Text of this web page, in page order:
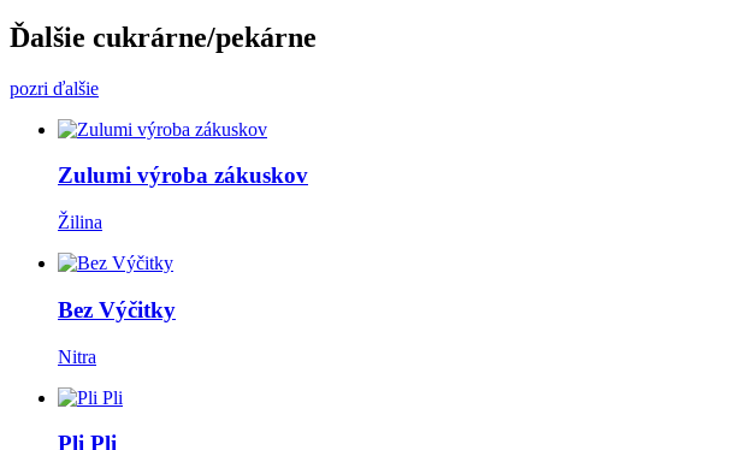
Ďalšie cukrárne/pekárne
pozri ďalšie
Zulumi výroba zákuskov
Žilina
Bez Výčitky
Nitra
Pli Pli